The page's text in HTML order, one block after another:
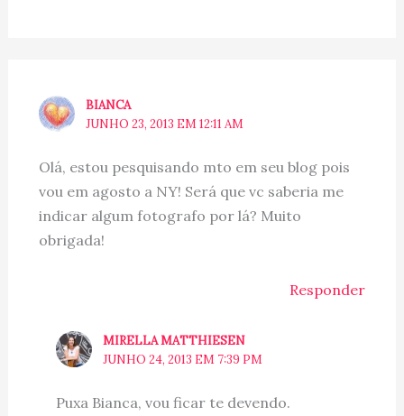
BIANCA
JUNHO 23, 2013 EM 12:11 AM
Olá, estou pesquisando mto em seu blog pois
vou em agosto a NY! Será que vc saberia me
indicar algum fotografo por lá? Muito
obrigada!
Responder
MIRELLA MATTHIESEN
JUNHO 24, 2013 EM 7:39 PM
Puxa Bianca, vou ficar te devendo.